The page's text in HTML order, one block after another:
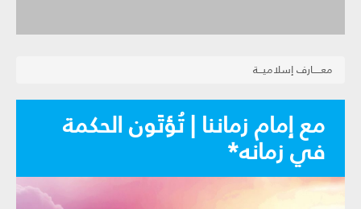
معـــــارف إسلاميـــة
مع إمام زماننا | تُؤتَون الحكمة
في زمانه*